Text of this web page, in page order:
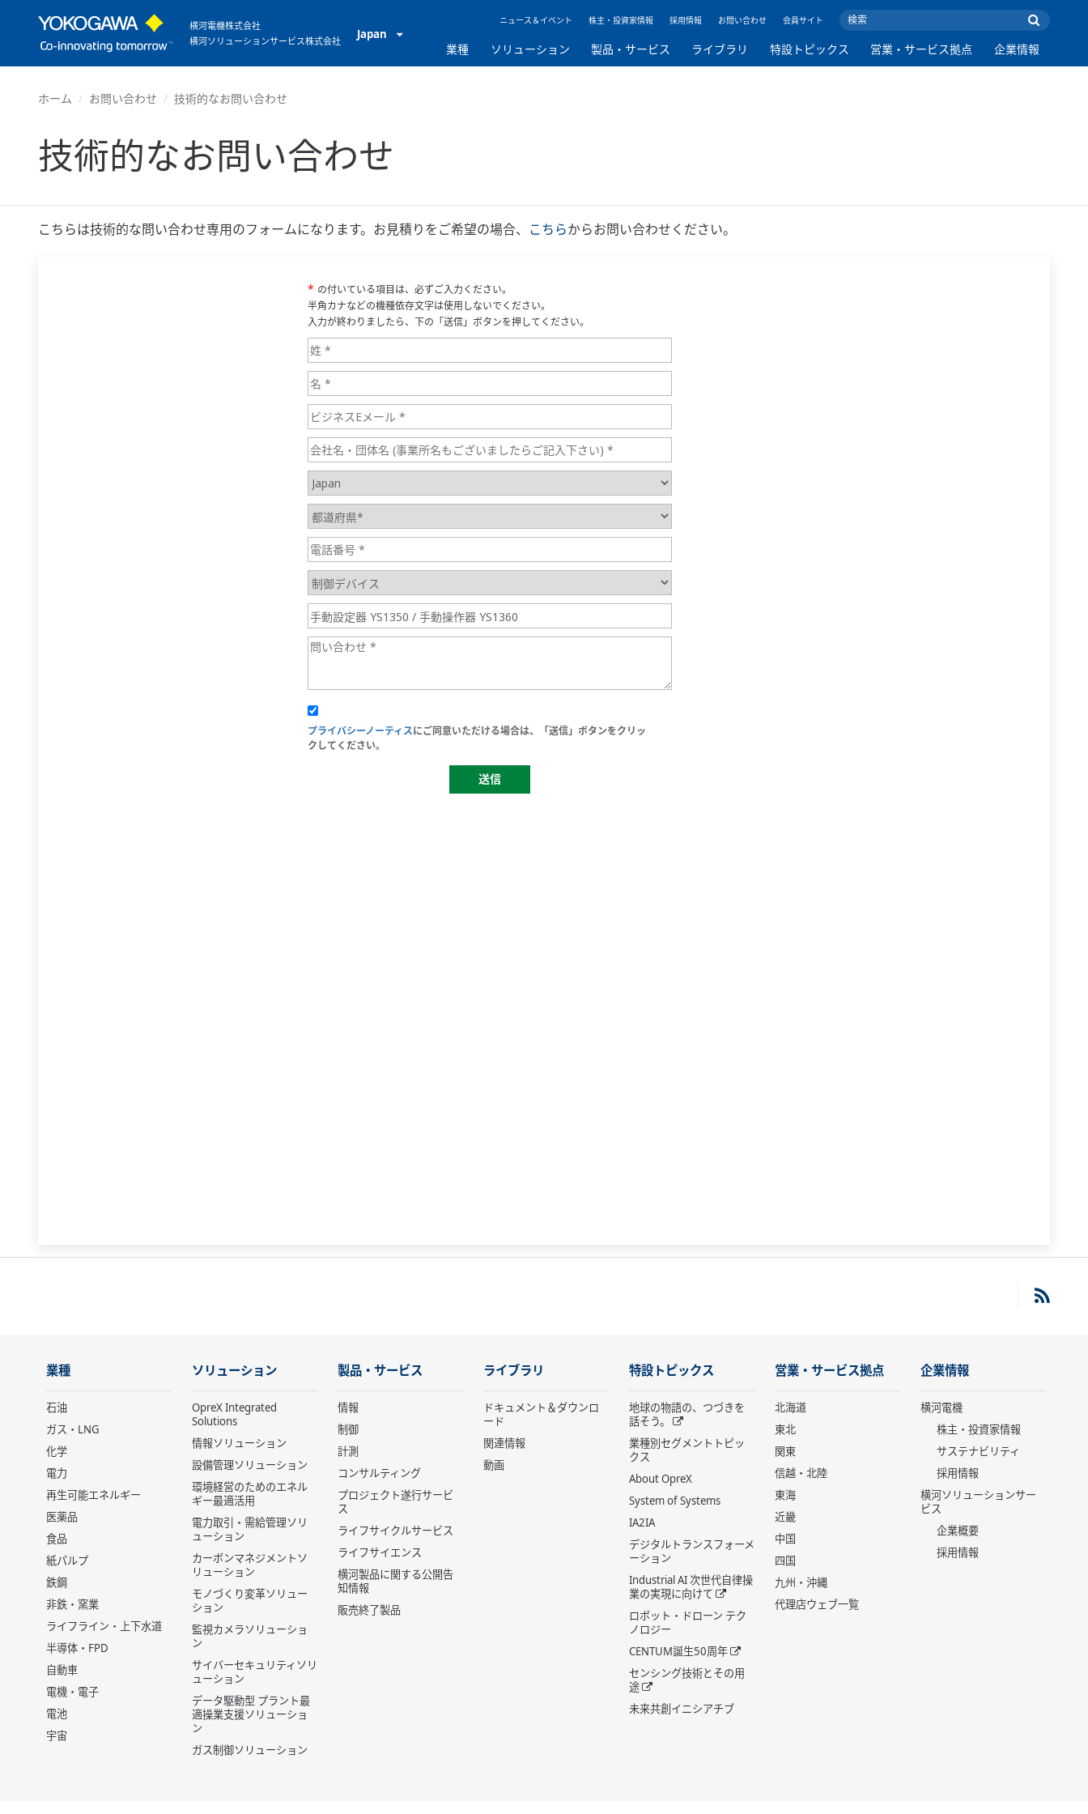
横河電機株式会社
横河ソリューションサービス株式会社
Japan
ニュース＆イベント 株主・投資家情報 採用情報 お問い合わせ 会員サイト
業種 ソリューション 製品・サービス ライブラリ 特設トピックス 営業・サービス拠点 企業情報
ホーム お問い合わせ 技術的なお問い合わせ
技術的なお問い合わせ
こちらは技術的な問い合わせ専用のフォームになります。お見積りをご希望の場合、 こちらからお問い合わせください。
業種
石油
ガス・LNG
化学
電力
再生可能エネルギー
医薬品
食品
紙パルプ
鉄鋼
非鉄・窯業
ライフライン・上下水道
半導体・FPD
自動車
電機・電子
電池
宇宙
ソリューション
OpreX Integrated
Solutions
情報ソリューション
設備管理ソリューション
環境経営のためのエネル
ギー最適活用
電力取引・需給管理ソリ
ューション
カーボンマネジメントソ
リューション
モノづくり変革ソリュー
ション
監視カメラソリューショ
ン
サイバーセキュリティソリ
ューション
データ駆動型 プラント最
適操業支援ソリューショ
ン
ガス制御ソリューション
製品・サービス
情報
制御
計測
コンサルティング
プロジェクト遂行サービ
ス
ライフサイクルサービス
ライフサイエンス
横河製品に関する公開告
知情報
販売終了製品
ライブラリ
ドキュメント＆ダウンロ
ード
関連情報
動画
特設トピックス
地球の物語の、つづきを
話そう。
業種別セグメントトピッ
クス
About OpreX
System of Systems
IA2IA
デジタルトランスフォーメ
ーション
Industrial AI 次世代自律操
業の実現に向けて
ロボット・ドローン テク
ノロジー
CENTUM誕生50周年
センシング技術とその用
途
未来共創イニシアチブ
営業・サービス拠点
北海道
東北
関東
信越・北陸
東海
近畿
中国
四国
九州・沖縄
代理店ウェブ一覧
企業情報
横河電機
株主・投資家情報
サステナビリティ
採用情報
横河ソリューションサー
ビス
企業概要
採用情報